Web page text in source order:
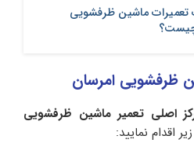
تعمیرات ماشین ظرفشویی
چیست؟
ظرفشویی امرسان
اصلی تعمیر ماشین ظرفشویی
اقدام نمایید: